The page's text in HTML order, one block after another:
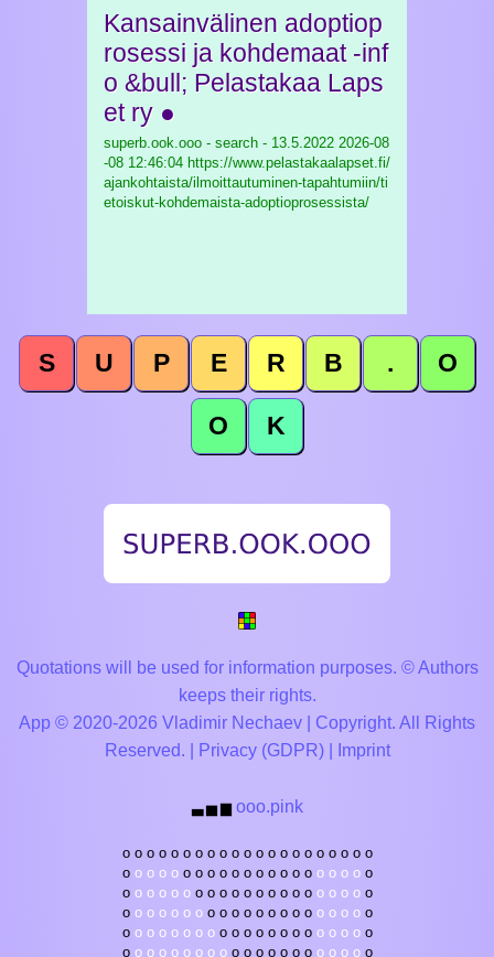
Kansainvälinen adoptiop
rosessi ja kohdemaat -inf
o &bull; Pelastakaa Laps
et ry ●
superb.ook.ooo - search - 13.5.2022 2026-08
-08 12:46:04 https://www.pelastakaalapset.fi/
ajankohtaista/ilmoittautuminen-tapahtumiin/ti
etoiskut-kohdemaista-adoptioprosessista/
S U P E R B . O
O K
Quotations will be used for information purposes. © Authors
keeps their rights.
App © 2020-2026 Vladimir Nechaev | Copyright. All Rights
Reserved. |
Privacy (GDPR)| Imprint
▃ ▅ ▆ ooo.pink
o o o o o o o o o o o o o o o o o o o o o
o o o o o o o o o o o o o o o o o o o o o
o o o o o o o o o o o o o o o o o o o o o
o o o o o o o o o o o o o o o o o o o o o
o o o o o o o o o o o o o o o o o o o o o
o o o o o o o o o o o o o o o o o o o o o